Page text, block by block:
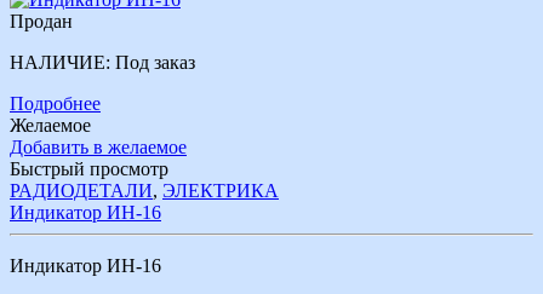
Продан
НАЛИЧИЕ: Под заказ
Подробнее
Желаемое
Добавить в желаемое
Быстрый просмотр
РАДИОДЕТАЛИ, ЭЛЕКТРИКА
Индикатор ИН-16
Индикатор ИН-16